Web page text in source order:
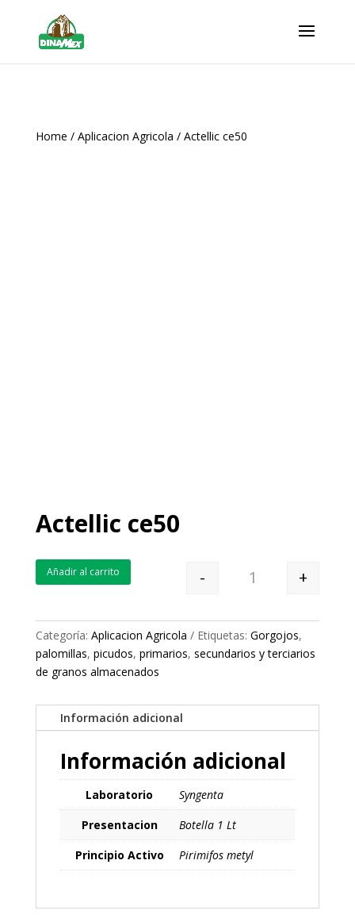
Home / Aplicacion Agricola / Actellic ce50
Actellic ce50
Quantity
- +
Añadir al carrito
Categoría: Aplicacion Agricola Etiquetas: Gorgojos,
palomillas, picudos, primarios, secundarios y terciarios
de granos almacenados
Información adicional
Información adicional
Laboratorio
Syngenta
Presentacion
Botella 1 Lt
Principio Activo
Pirimifos metyl